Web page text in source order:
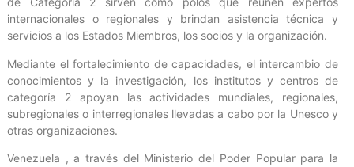
internacionales o regionales y brindan asistencia técnica y
servicios a los Estados Miembros, los socios y la organización.
Mediante el fortalecimiento de capacidades, el intercambio de
conocimientos y la investigación, los institutos y centros de
categoría 2 apoyan las actividades mundiales, regionales,
subregionales o interregionales llevadas a cabo por la Unesco y
otras organizaciones.
Venezuela , a través del Ministerio del Poder Popular para la